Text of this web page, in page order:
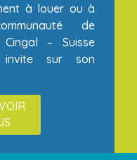
à louer ou à
de
– Suisse
invite sur son